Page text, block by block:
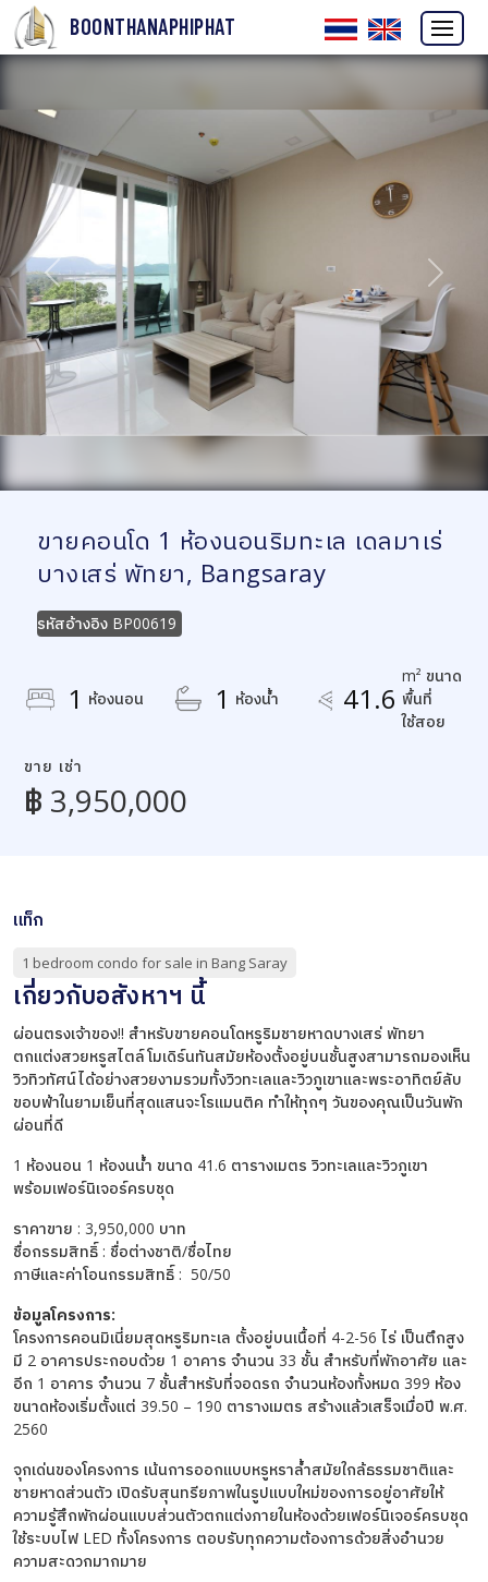
BOONTHANAPHIPHAT
ก่อนหน้า ถัดไป
ขายคอนโด 1 ห้องนอนริมทะเล เดลมาเร่
บางเสร่ พัทยา, Bangsaray
รหัสอ้างอิง BP00619
1 ห้องนอน 1 ห้องน้ำ 41.6
m² ขนาด
พื้นที่
ใช้สอย
ขาย เช่า
฿ 3,950,000
แท็ก
1 bedroom condo for sale in Bang Saray
เกี่ยวกับอสังหาฯ นี้
ผ่อนตรงเจ้าของ!! สำหรับขายคอนโดหรูริมชายหาดบางเสร่ พัทยา
ตกแต่งสวยหรูสไตล์โมเดิร์นทันสมัยห้องตั้งอยู่บนชั้นสูงสามารถมองเห็น
วิวทิวทัศน์ได้อย่างสวยงามรวมทั้งวิวทะเลและวิวภูเขาและพระอาทิตย์ลับ
ขอบฟ้าในยามเย็นที่สุดแสนจะโรแมนติค ทำให้ทุกๆ วันของคุณเป็นวันพัก
ผ่อนที่ดี
1 ห้องนอน 1 ห้องนน้ำ ขนาด 41.6 ตารางเมตร วิวทะเลและวิวภูเขา
พร้อมเฟอร์นิเจอร์ครบชุด
ราคาขาย : 3,950,000 บาท
ชื่อกรรมสิทธิ์ : ชื่อต่างชาติ/ชื่อไทย
ภาษีและค่าโอนกรรมสิทธิ์ : 50/50
ข้อมูลโครงการ:
โครงการคอนมิเนี่ยมสุดหรูริมทะเล ตั้งอยู่บนเนื้อที่ 4-2-56 ไร่ เป็นตึกสูง
มี 2 อาคารประกอบด้วย 1 อาคาร จำนวน 33 ชั้น สำหรับที่พักอาศัย และ
อีก 1 อาคาร จำนวน 7 ชั้นสำหรับที่จอดรถ จำนวนห้องทั้งหมด 399 ห้อง
ขนาดห้องเริ่มตั้งแต่ 39.50 – 190 ตารางเมตร สร้างแล้วเสร็จเมื่อปี พ.ศ.
2560
จุกเด่นของโครงการ เน้นการออกแบบหรูหราล้ำสมัยใกล้ธรรมชาติและ
ชายหาดส่วนตัว เปิดรับสุนทรียภาพในรูปแบบใหม่ของการอยู่อาศัยให้
ความรู้สึกพักผ่อนแบบส่วนตัวตกแต่งภายในห้องด้วยเฟอร์นิเจอร์ครบชุด
ใช้ระบบไฟ LED ทั้งโครงการ ตอบรับทุกความต้องการด้วยสิ่งอำนวย
ความสะดวกมากมาย